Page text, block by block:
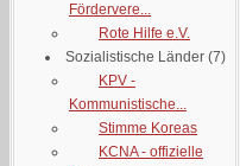
Fördervere...
Rote Hilfe e.V.
Sozialistische Länder (7)
KPV -
Kommunistische...
Stimme Koreas
KCNA - offizielle